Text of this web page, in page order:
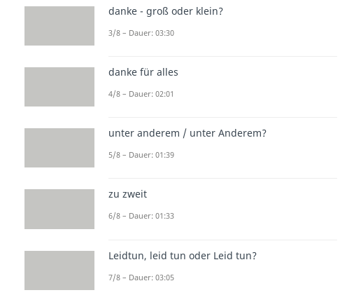
danke - groß oder klein?
3/8 – Dauer: 03:30
danke für alles
4/8 – Dauer: 02:01
unter anderem / unter Anderem?
5/8 – Dauer: 01:39
zu zweit
6/8 – Dauer: 01:33
Leidtun, leid tun oder Leid tun?
7/8 – Dauer: 03:05